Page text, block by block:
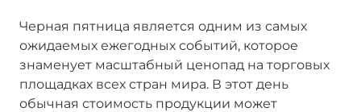
Черная пятница является одним из самых
ожидаемых ежегодных событий, которое
знаменует масштабный ценопад на торговых
площадках всех стран мира. В этот день
обычная стоимость продукции может